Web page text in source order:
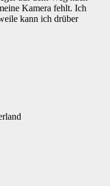
Kamera fehlt. Ich
kann ich drüber